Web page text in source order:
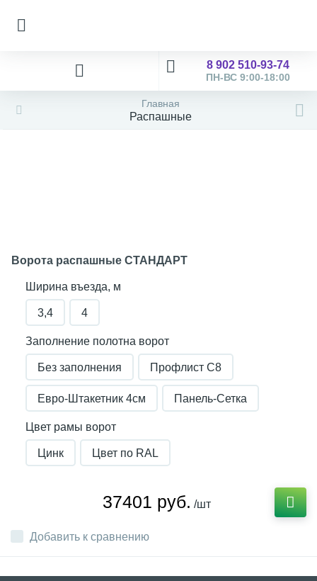
8 902 510-93-74
ПН-ВС 9:00-18:00
Главная
Распашные
Ворота распашные СТАНДАРТ
Ширина въезда, м
3,4 4
Заполнение полотна ворот
Без заполнения Профлист С8
Евро-Штакетник 4см Панель-Сетка
Цвет рамы ворот
Цинк Цвет по RAL
37401 руб. /шт
Добавить к сравнению